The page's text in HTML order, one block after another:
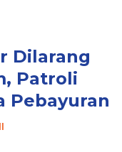
Dilarang
Patroli
Pebayuran